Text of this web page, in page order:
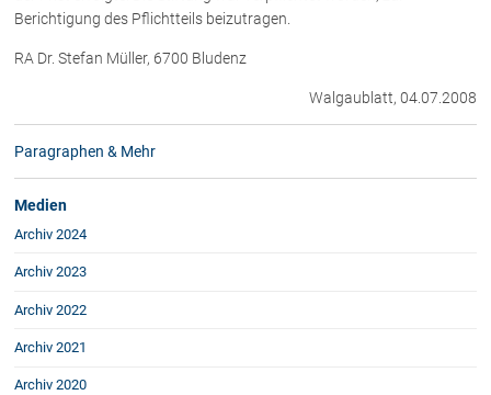
Paragraphen & Mehr
Medien
Vorarlberg Online
NOVUM
Fachliteratur
Familie
Berichtigung des Pflichtteils beizutragen.
RA Dr. Stefan Müller, 6700 Bludenz
Walgaublatt, 04.07.2008
Paragraphen & Mehr
Medien
Archiv 2024
Archiv 2023
Archiv 2022
Archiv 2021
Archiv 2020